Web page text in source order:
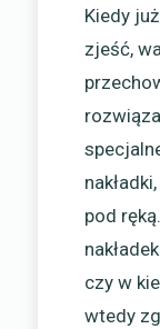
Kiedy
zjeść,
pod
czy w
wtedy